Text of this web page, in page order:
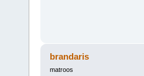
brandaris
matroos